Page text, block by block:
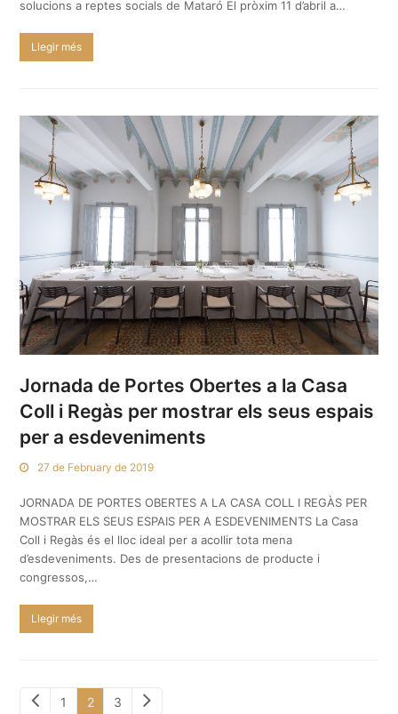
solucions a reptes socials de Mataró El pròxim 11 d’abril a…
Llegir més
Jornada de Portes Obertes a la Casa
Coll i Regàs per mostrar els seus espais
per a esdeveniments
27 de February de 2019
JORNADA DE PORTES OBERTES A LA CASA COLL I REGÀS PER
MOSTRAR ELS SEUS ESPAIS PER A ESDEVENIMENTS La Casa
Coll i Regàs és el lloc ideal per a acollir tota mena
d’esdeveniments. Des de presentacions de producte i
congressos,…
Llegir més
Previous
Page
1 Page
2 Page
3 Next